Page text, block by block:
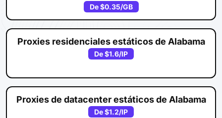
De$0.35/GB
Proxies residenciales estáticos de Alabama
De$1.6/IP
Proxies de datacenter estáticos de Alabama
De$1.2/IP